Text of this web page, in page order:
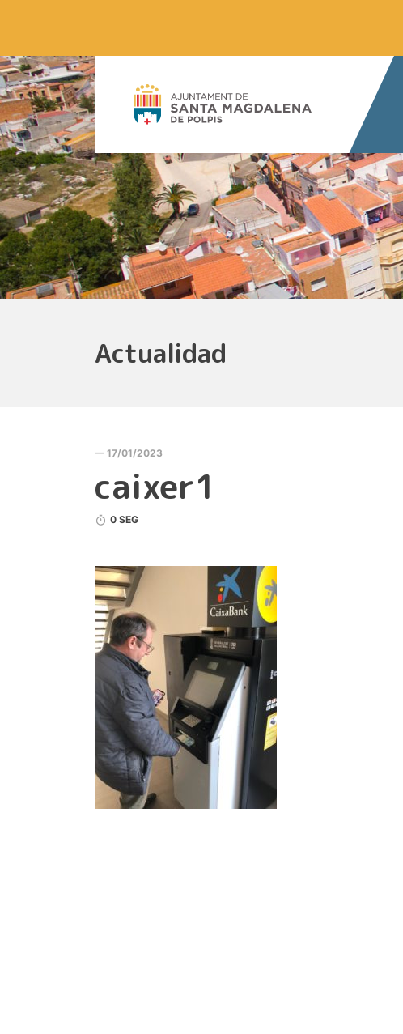
Actualidad
— 17/01/2023
caixer1
0 SEG